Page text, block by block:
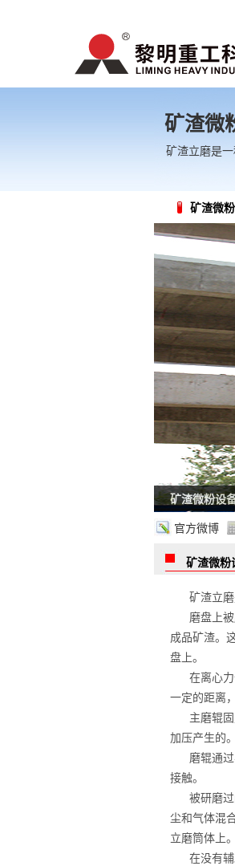
矿渣微
矿渣立磨是
矿渣微
矿渣微粉设
官方微博
矿渣微粉
矿渣立
磨盘上
成品矿渣。
盘上。
在离心
一定的距离
主磨辊
加压产生的。
磨辊通
接触。
被研磨
尘和气体混
立磨筒体上。
在没有